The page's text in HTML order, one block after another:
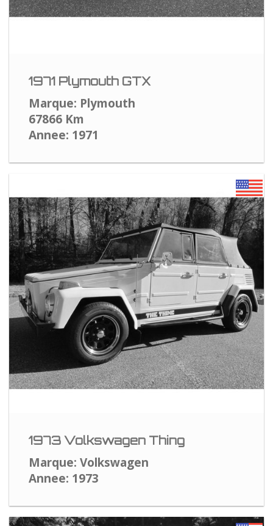
1971 Plymouth GTX
Marque: Plymouth
67866 Km
Annee: 1971
1973 Volkswagen Thing
Marque: Volkswagen
Annee: 1973